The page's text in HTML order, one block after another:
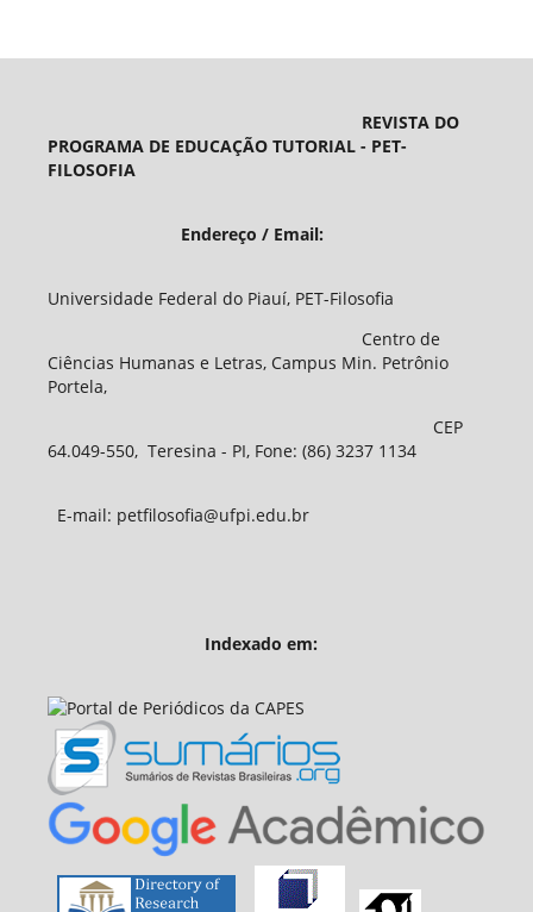
REVISTA DO
PROGRAMA DE EDUCAÇÃO TUTORIAL - PET-
FILOSOFIA
Endereço / Email:
Universidade Federal do Piauí, PET-Filosofia
Centro de
Ciências Humanas e Letras, Campus Min. Petrônio
Portela,
CEP
64.049-550, Teresina - PI, Fone: (86) 3237 1134
E-mail: petfilosofia@ufpi.edu.br
Indexado em: